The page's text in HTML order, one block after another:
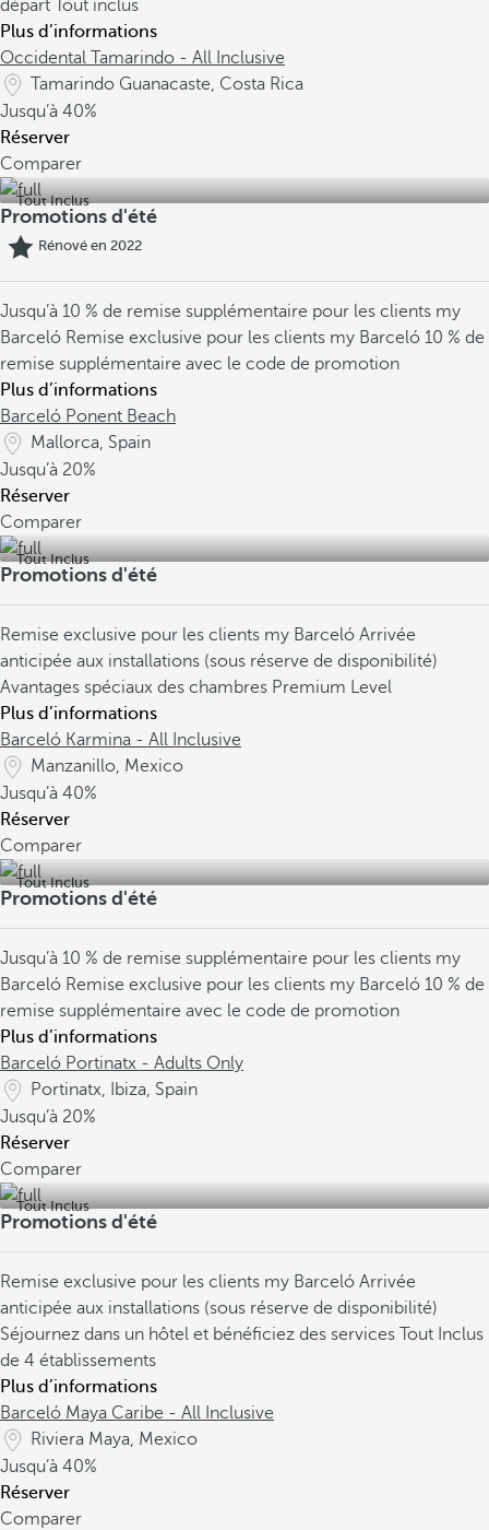
départ
Tout inclus
Plus d’informations
Occidental Tamarindo - All Inclusive
Tamarindo Guanacaste, Costa Rica
Jusqu’à 40%
Réserver
Comparer
Tout Inclus
Promotions d'été
Rénové en 2022
Jusqu’à 10 % de remise supplémentaire pour les clients my
Barceló Remise exclusive pour les clients my Barceló 10 % de
remise supplémentaire avec le code de promotion
Plus d’informations
Barceló Ponent Beach
Mallorca, Spain
Jusqu’à 20%
Réserver
Comparer
Tout Inclus
Promotions d'été
Remise exclusive pour les clients my Barceló Arrivée
anticipée aux installations (sous réserve de disponibilité)
Avantages spéciaux des chambres Premium Level
Plus d’informations
Barceló Karmina - All Inclusive
Manzanillo, Mexico
Jusqu’à 40%
Réserver
Comparer
Tout Inclus
Promotions d'été
Jusqu’à 10 % de remise supplémentaire pour les clients my
Barceló Remise exclusive pour les clients my Barceló 10 % de
remise supplémentaire avec le code de promotion
Plus d’informations
Barceló Portinatx - Adults Only
Portinatx, Ibiza, Spain
Jusqu’à 20%
Réserver
Comparer
Tout Inclus
Promotions d'été
Remise exclusive pour les clients my Barceló Arrivée
anticipée aux installations (sous réserve de disponibilité)
Séjournez dans un hôtel et bénéficiez des services Tout Inclus
de 4 établissements
Plus d’informations
Barceló Maya Caribe - All Inclusive
Riviera Maya, Mexico
Jusqu’à 40%
Réserver
Comparer